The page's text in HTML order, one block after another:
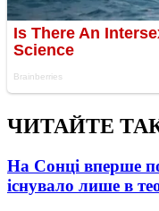
ЧИТАЙТЕ
На Сонці вперше
існувало лише в